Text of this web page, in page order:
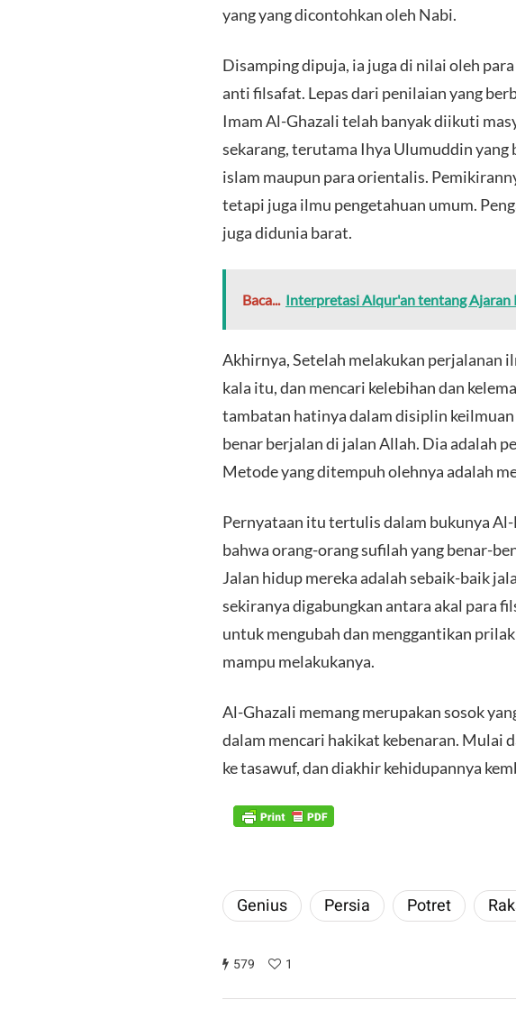
yang yang dicontohkan oleh Nabi.
Disamping dipuja, ia juga di nilai oleh
anti filsafat. Lepas dari penilaian yang
Imam Al-Ghazali telah banyak diikuti
sekarang, terutama Ihya Ulumuddin
islam maupun para orientalis.
tetapi juga ilmu pengetahuan umum.
juga didunia barat.
Baca... Interpretasi Alqur'an tentang Ajaran
Akhirnya, Setelah melakukan perjalanan
kala itu, dan mencari kelebihan dan
tambatan hatinya dalam disiplin
benar berjalan di jalan Allah. Dia adalah
Metode yang ditempuh olehnya adalah
Pernyataan itu tertulis dalam bukunya
bahwa orang-orang sufilah yang benar-
Jalan hidup mereka adalah sebaik-baik
sekiranya digabungkan antara akal para
untuk mengubah dan menggantikan
mampu melakukanya.
Al-Ghazali memang merupakan sosok
dalam mencari hakikat kebenaran. Mulai
ke tasawuf, dan diakhir kehidupannya
Genius Persia Potret
579 1